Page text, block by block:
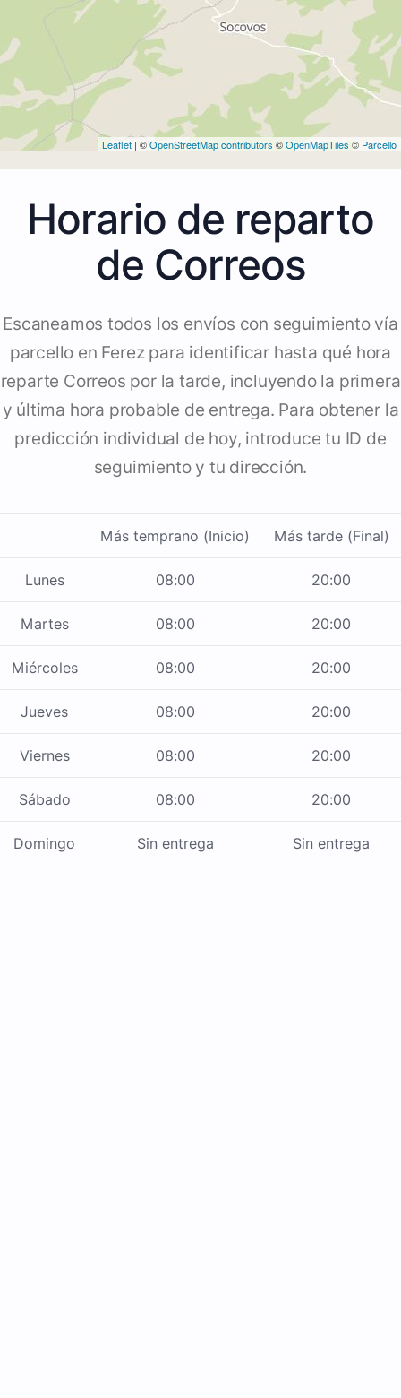
Leaflet | ©OpenStreetMap contributors ©OpenMapTiles © Parcello
Horario de reparto
de Correos
Escaneamos todos los envíos con seguimiento vía
parcello en Ferez para identificar hasta qué hora
reparte Correos por la tarde, incluyendo la primera
y última hora probable de entrega. Para obtener la
predicción individual de hoy, introduce tu ID de
seguimiento y tu dirección.
Más temprano (Inicio) Más tarde (Final)
Lunes 08:00 20:00
Martes 08:00 20:00
Miércoles 08:00 20:00
Jueves 08:00 20:00
Viernes 08:00 20:00
Sábado 08:00 20:00
Domingo Sin entrega Sin entrega